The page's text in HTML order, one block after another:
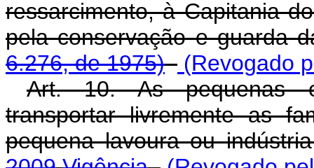
ressarcimento, à Capitania
pela conservação e guarda
6.276, de 1975)
(Revogado
Art. 10. As pequenas
transportar livremente as
pequena lavoura ou